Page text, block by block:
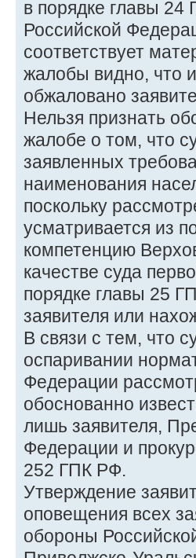
в порядке главы
Российской
соответствует
жалобы видно, что
обжаловано
Нельзя признать
жалобе о том, что
заявленных
наименования
поскольку
усматривается из
компетенцию
качестве суда
порядке главы 25
заявителя или
В связи с тем, что
оспаривании
Федерации
обоснованно
лишь заявителя,
Федерации и
252 ГПК РФ.
Утверждение
оповещения всех
обороны